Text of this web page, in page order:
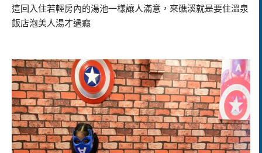
這回入住若輕房內的湯池一樣讓人滿意，來礁溪就是要住溫泉
飯店泡美人湯才過癮